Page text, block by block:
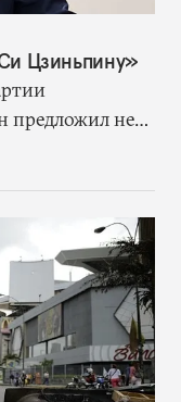
Цзиньпину»
предложил не
и